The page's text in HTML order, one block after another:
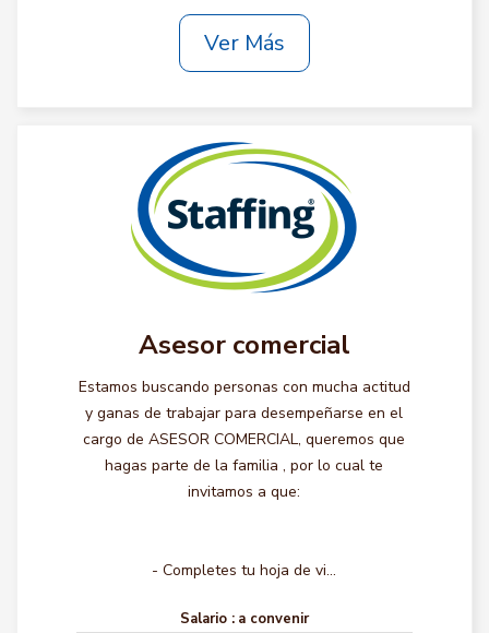
Ver Más
Asesor comercial
Estamos buscando personas con mucha actitud
y ganas de trabajar para desempeñarse en el
cargo de ASESOR COMERCIAL, queremos que
hagas parte de la familia , por lo cual te
invitamos a que:
- Completes tu hoja de vi...
Salario : a convenir